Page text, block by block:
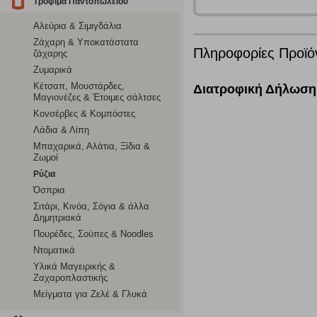
Αλεύρια & Σιμιγδάλια
Ζάχαρη & Υποκατάστατα
ζάχαρης
Ζυμαρικά
Κέτσαπ, Μουστάρδες,
Μαγιονέζες & Έτοιμες σάλτσες
Κονσέρβες & Κομπόστες
Λάδια & Λίπη
Μπαχαρικά, Αλάτια, Ξίδια &
Ζωμοί
Ρύζια
Όσπρια
Σιτάρι, Κινόα, Σόγια & άλλα
Δημητριακά
Πουρέδες, Σούπες & Noodles
Ντοματικά
Υλικά Μαγειρικής &
Ζαχαροπλαστικής
Μείγματα για Ζελέ & Γλυκά
Πληροφορίες
Διατροφική Δήλωση
σας ή/και της χρήσης των υπηρεσιών μας.
Τα λειτουργικά cookies επιτρέπουν την παροχή
οποίων τις υπηρεσίες έχουμε επιλέξει. Αν δεν
Cookies στόχευσης
Η συγκεκριμένη κατηγορία cookies ρυθμίζεται από
για τη δημιουργία ενός προφίλ των ενδιαφερόντων σας
το πρόγραμμα περιήγησης και τη συσκευή σας. Αν δεν
Η συγκεκριμένη κατηγορία cookies μας δίνει τη
να γνωρίζουμε ποιες σελίδες είναι περισσότερο, ή